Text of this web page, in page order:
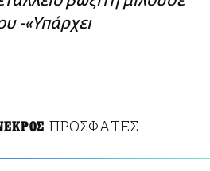
-«Υπάρχει
ΠΡΟΣΦΑΤΕΣ